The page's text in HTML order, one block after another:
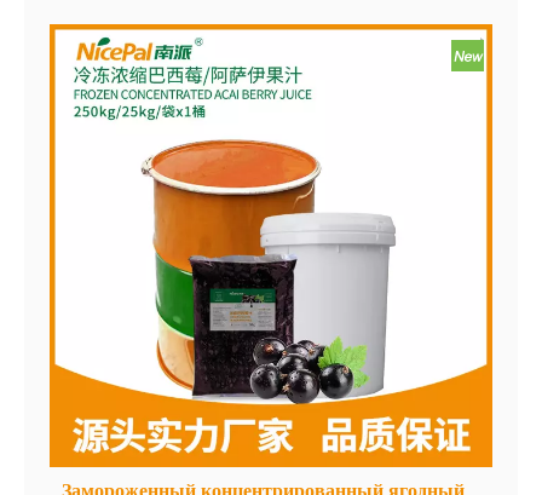
сок Nicepal изготовлен из свежей, в сезонную
клюкву. Сок экстрагируется и концентрируется в
чистой среде. Затем он быстро замораживается
при -38 ° C и хранится при -18 ° C. Весь процесс,
от извлечения сока до быстрого замораживания,
завершается в течение 30 минут, что
эффективно сохраняет свежий вкус и содержание
питания клюквы.
Теперь доступны два варианта размера упаковки!